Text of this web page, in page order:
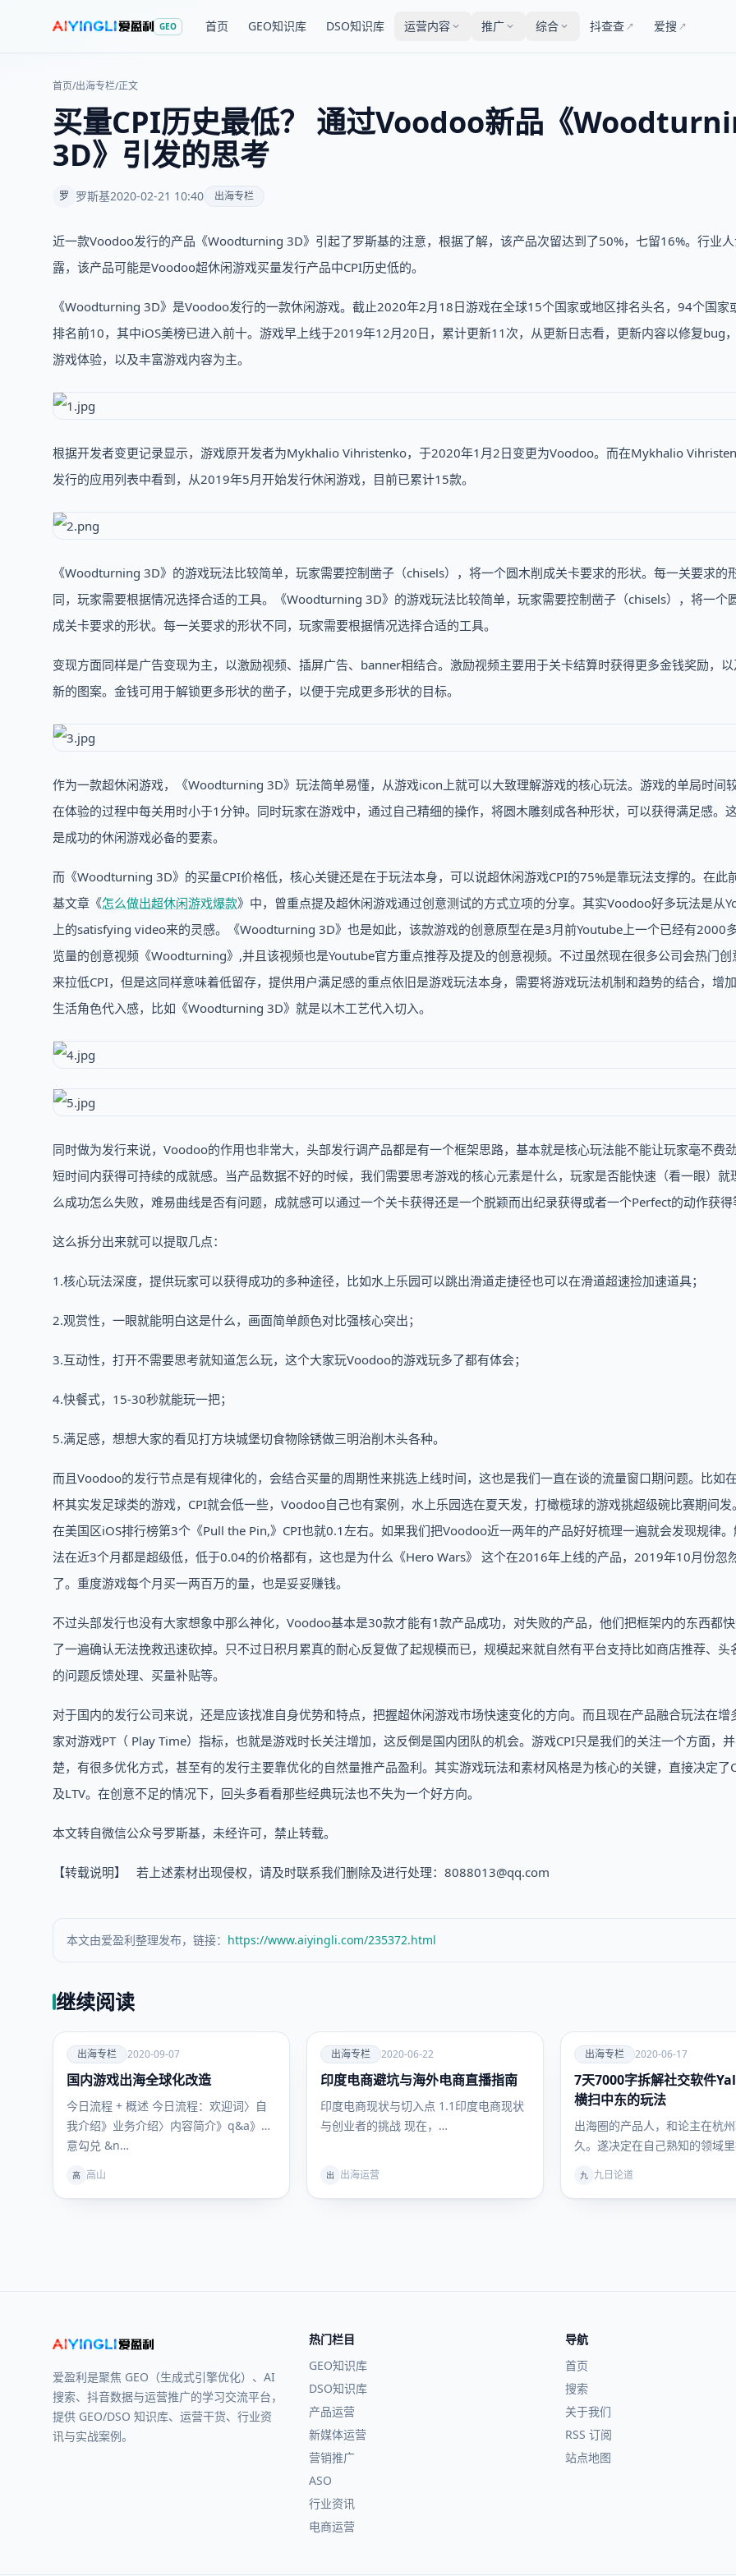
GEO 首页 GEO知识库 DSO知识库 运营内容 推广 综合 抖查查 ↗ 爱搜 ↗
首页/出海专栏/正文
买量CPI历史最低？ 通过Voodoo新品《
3D》引发的思考
罗 罗斯基2020-02-21 10:40 出海专栏
近一款Voodoo发行的产品《Woodturning 3D》引起了罗斯基的注意，根据了解，该产品次留达到了50%，七留16%。行业
露，该产品可能是Voodoo超休闲游戏买量发行产品中CPI历史低的。
《Woodturning 3D》是Voodoo发行的一款休闲游戏。截止2020年2月18日游戏在全球15个国家或地区排名头名，94个国家
排名前10，其中iOS美榜已进入前十。游戏早上线于2019年12月20日，累计更新11次，从更新日志看，更新内容以修复bug
游戏体验，以及丰富游戏内容为主。
根据开发者变更记录显示，游戏原开发者为Mykhalio Vihristenko，于2020年1月2日变更为Voodoo。而在Mykhalio
发行的应用列表中看到，从2019年5月开始发行休闲游戏，目前已累计15款。
《Woodturning 3D》的游戏玩法比较简单，玩家需要控制凿子（chisels），将一个圆木削成关卡要求的形状。每一关要求的
同，玩家需要根据情况选择合适的工具。《Woodturning 3D》的游戏玩法比较简单，玩家需要控制凿子（chisels），将一个
成关卡要求的形状。每一关要求的形状不同，玩家需要根据情况选择合适的工具。
变现方面同样是广告变现为主，以激励视频、插屏广告、banner相结合。激励视频主要用于关卡结算时获得更多金钱奖励，
新的图案。金钱可用于解锁更多形状的凿子，以便于完成更多形状的目标。
作为一款超休闲游戏，《Woodturning 3D》玩法简单易懂，从游戏icon上就可以大致理解游戏的核心玩法。游戏的单局时间较
在体验的过程中每关用时小于1分钟。同时玩家在游戏中，通过自己精细的操作，将圆木雕刻成各种形状，可以获得满足感。
是成功的休闲游戏必备的要素。
而《Woodturning 3D》的买量CPI价格低，核心关键还是在于玩法本身，可以说超休闲游戏CPI的75%是靠玩法支撑的。在此
基文章《怎么做出超休闲游戏爆款》中，曾重点提及超休闲游戏通过创意测试的方式立项的分享。其实Voodoo好多玩法是从
上的satisfying video来的灵感。《Woodturning 3D》也是如此，该款游戏的创意原型在是3月前Youtube上一个已经有2000
览量的创意视频《Woodturning》,并且该视频也是Youtube官方重点推荐及提及的创意视频。不过虽然现在很多公司会热门创
来拉低CPI，但是这同样意味着低留存，提供用户满足感的重点依旧是游戏玩法本身，需要将游戏玩法机制和趋势的结合，增
生活角色代入感，比如《Woodturning 3D》就是以木工艺代入切入。
同时做为发行来说，Voodoo的作用也非常大，头部发行调产品都是有一个框架思路，基本就是核心玩法能不能让玩家毫不费
短时间内获得可持续的成就感。当产品数据不好的时候，我们需要思考游戏的核心元素是什么，玩家是否能快速（看一眼）就
么成功怎么失败，难易曲线是否有问题，成就感可以通过一个关卡获得还是一个脱颖而出纪录获得或者一个Perfect的动作获得
这么拆分出来就可以提取几点：
1.核心玩法深度，提供玩家可以获得成功的多种途径，比如水上乐园可以跳出滑道走捷径也可以在滑道超速捡加速道具；
2.观赏性，一眼就能明白这是什么，画面简单颜色对比强核心突出；
3.互动性，打开不需要思考就知道怎么玩，这个大家玩Voodoo的游戏玩多了都有体会；
4.快餐式，15-30秒就能玩一把；
5.满足感，想想大家的看见打方块城堡切食物除锈做三明治削木头各种。
而且Voodoo的发行节点是有规律化的，会结合买量的周期性来挑选上线时间，这也是我们一直在谈的流量窗口期问题。比如
杯其实发足球类的游戏，CPI就会低一些，Voodoo自己也有案例，水上乐园选在夏天发，打橄榄球的游戏挑超级碗比赛期间发
在美国区iOS排行榜第3个《Pull the Pin,》CPI也就0.1左右。如果我们把Voodoo近一两年的产品好好梳理一遍就会发现规律
法在近3个月都是超级低，低于0.04的价格都有，这也是为什么《Hero Wars》 这个在2016年上线的产品，2019年10月份忽
了。重度游戏每个月买一两百万的量，也是妥妥赚钱。
不过头部发行也没有大家想象中那么神化，Voodoo基本是30款才能有1款产品成功，对失败的产品，他们把框架内的东西都
了一遍确认无法挽救迅速砍掉。只不过日积月累真的耐心反复做了起规模而已，规模起来就自然有平台支持比如商店推荐、头
的问题反馈处理、买量补贴等。
对于国内的发行公司来说，还是应该找准自身优势和特点，把握超休闲游戏市场快速变化的方向。而且现在产品融合玩法在增
家对游戏PT（ Play Time）指标，也就是游戏时长关注增加，这反倒是国内团队的机会。游戏CPI只是我们的关注一个方面，
楚，有很多优化方式，甚至有的发行主要靠优化的自然量推产品盈利。其实游戏玩法和素材风格是为核心的关键，直接决定了
及LTV。在创意不足的情况下，回头多看看那些经典玩法也不失为一个好方向。
本文转自微信公众号罗斯基，未经许可，禁止转载。
【转载说明】 若上述素材出现侵权，请及时联系我们删除及进行处理：8088013@qq.com
本文由爱盈利整理发布，链接： https://www.aiyingli.com/235372.html
继续阅读
爱
出海专
栏
出海专栏 2020-09-07
国内游戏出海全球化改造
今⽇流程 + 概述 今日流程：欢迎词〉自
我介绍》业务介绍〉内容简介》q&a》生
意勾兑 &n…
高 高山
爱
出海专
栏
出海专栏 2020-06-22
印度电商避坑与海外电商直播指南
印度电商现状与切入点 1.1印度电商现状
与创业者的挑战 现在，…
出 出海运营
爱
出海专
栏
出海专栏 2020-06-17
7天7000字拆解社交软件
横扫中东的玩法
出海圈的产品人，和论主在杭
久。遂决定在自己熟知的领域
人称…
九 九日论道
爱盈利是聚焦 GEO（生成式引擎优化）、AI
搜索、抖音数据与运营推广的学习交流平台，
提供 GEO/DSO 知识库、运营干货、行业资
讯与实战案例。
热门栏目
GEO知识库
DSO知识库
产品运营
新媒体运营
营销推广
ASO
行业资讯
电商运营
导航
首页
搜索
关于我们
RSS 订阅
站点地图